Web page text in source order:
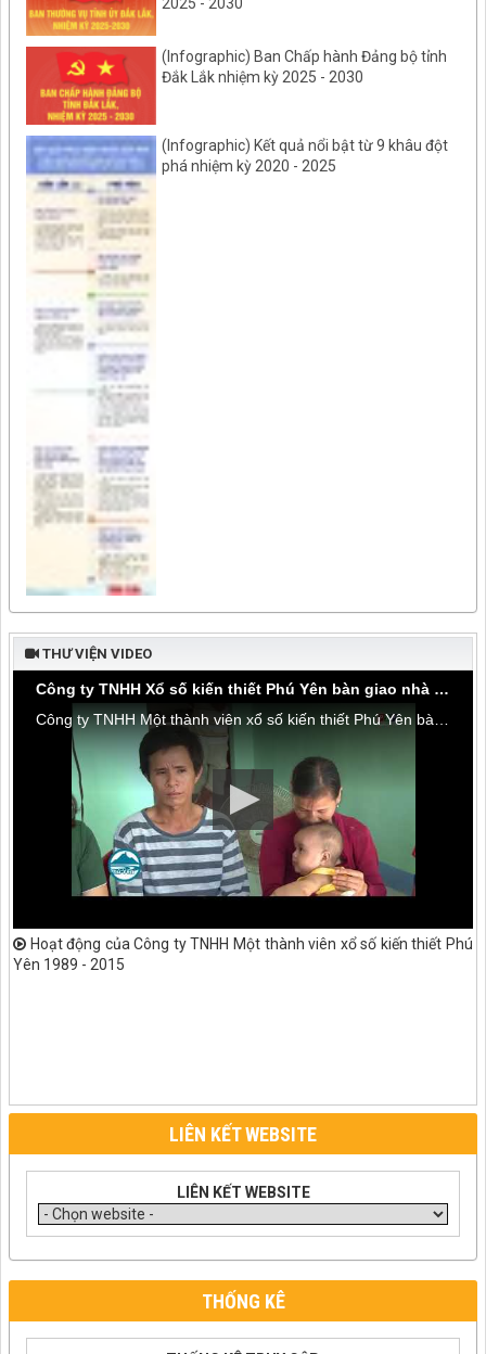
(Infographic) Ban Chấp hành Đảng bộ tỉnh
Đắk Lắk nhiệm kỳ 2025 - 2030
(Infographic) Kết quả nổi bật từ 9 khâu đột
phá nhiệm kỳ 2020 - 2025
THƯ VIỆN VIDEO
Công ty TNHH Xổ số kiến thiết Phú Yên bàn giao nhà tình thương tại thôn Hòa Đa, xã An Mỹ
Công ty TNHH Một thành viên xổ số kiến thiết Phú Yên bàn giao nhà tình thương tại thôn Hòa Đa, xã An Mỹ, huyện Tuy An
Hoạt động của Công ty TNHH Một thành viên xổ số kiến thiết Phú
Yên 1989 - 2015
LIÊN KẾT WEBSITE
LIÊN KẾT WEBSITE
THỐNG KÊ